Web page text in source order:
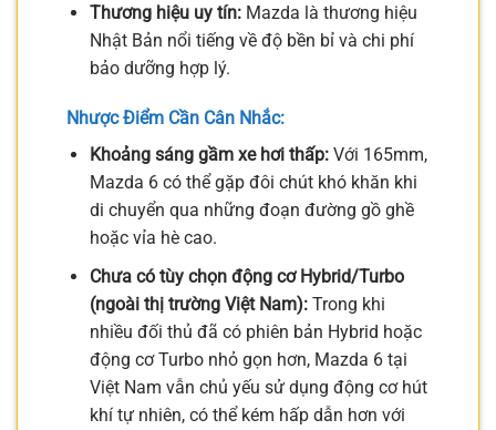
Thương hiệu uy tín:Mazda là thương hiệu
Nhật Bản nổi tiếng về độ bền bỉ và chi phí
bảo dưỡng hợp lý.
Nhược Điểm Cần Cân Nhắc:
Khoảng sáng gầm xe hơi thấp:Với 165mm,
Mazda 6 có thể gặp đôi chút khó khăn khi
di chuyển qua những đoạn đường gồ ghề
hoặc vỉa hè cao.
Chưa có tùy chọn động cơ Hybrid/Turbo
(ngoài thị trường Việt Nam):Trong khi
nhiều đối thủ đã có phiên bản Hybrid hoặc
động cơ Turbo nhỏ gọn hơn, Mazda 6 tại
Việt Nam vẫn chủ yếu sử dụng động cơ hút
khí tự nhiên, có thể kém hấp dẫn hơn với